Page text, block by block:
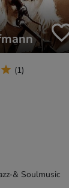
(1)
& Soulmusic